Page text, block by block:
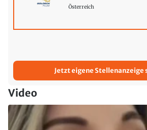
Österreich
Jetzt eigene Stellenanzeige
Video